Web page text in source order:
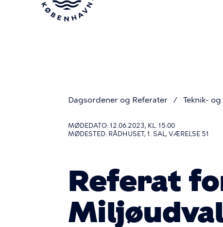
Dagsordener og Referater Teknik-
MØDEDATO: 12.06.2023, KL. 15:00
MØDESTED: RÅDHUSET, 1. SAL, VÆRELSE 51
Referat